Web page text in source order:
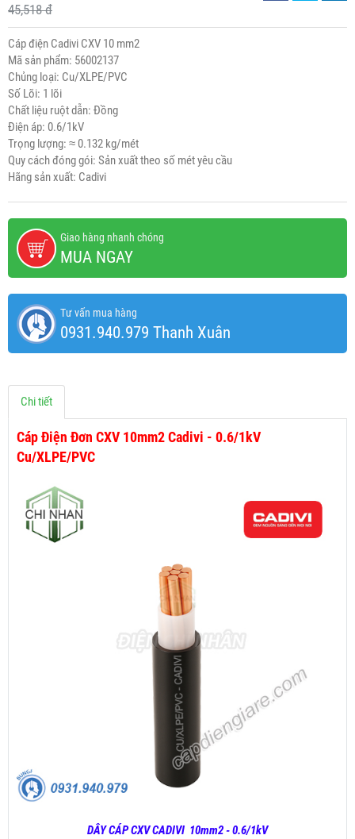
45,518 đ
Cáp điện Cadivi CXV 10 mm2
Mã sản phẩm: 56002137
Chủng loại: Cu/XLPE/PVC
Số Lõi: 1 lõi
Chất liệu ruột dẫn: Đồng
Điện áp: 0.6/1kV
Trọng lượng: ≈ 0.132 kg/mét
Quy cách đóng gói: Sản xuất theo số mét yêu cầu
Hãng sản xuất: Cadivi
Giao hàng nhanh chóng
MUA NGAY
Tư vấn mua hàng
0931.940.979 Thanh Xuân
Chi tiết
Cáp Điện Đơn CXV 10mm2 Cadivi - 0.6/1kV
Cu/XLPE/PVC
DÂY CÁP CXV CADIVI 10mm2 - 0.6/1kV